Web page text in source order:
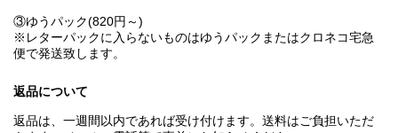
③ゆうパック(820円～)
※レターパックに入らないものはゆうパックまたはクロネコ宅急
便で発送致します。
返品について
返品は、一週間以内であれば受け付けます。送料はご負担いただ